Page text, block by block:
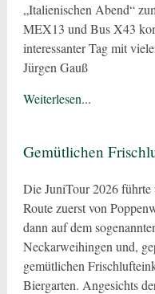
„Italienischen Abend“
MEX13 und Bus X43
interessanter Tag mit
Jürgen Gauß
Weiterlesen...
Gemütlichen
Die JuniTour 2026 führte
Route zuerst von
dann auf dem
Neckarweihingen und,
gemütlichen
Biergarten. Angesichts